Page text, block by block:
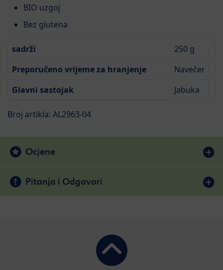
BIO uzgoj
Bez glutena
sadrži
250 g
Preporučeno vrijeme za hranjenje
Navečer
Glavni sastojak
Jabuka
Broj artikla: AL2963-04
Ocjene
Pitanja i Odgovori